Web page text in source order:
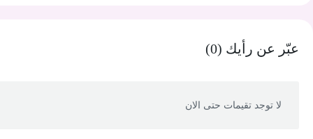
عبّر عن رأيك (0)
لا توجد تقيمات حتى الان